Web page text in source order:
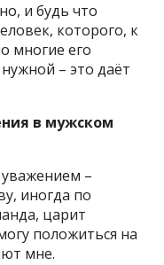
и будь что
которого, к
многие его
– это даёт
в мужском
–
иногда по
царит
положиться на
мне.